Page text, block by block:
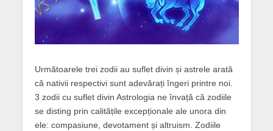
Următoarele trei zodii au suflet divin și astrele arată
că nativii respectivi sunt adevărați îngeri printre noi.
3 zodii cu suflet divin Astrologia ne învață că zodiile
se disting prin calitățile excepționale ale unora din
ele: compasiune, devotament și altruism. Zodiile